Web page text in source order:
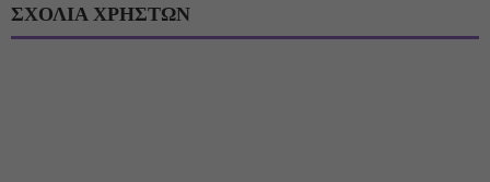
ΣΧΟΛΙΑ ΧΡΗΣΤΩΝ